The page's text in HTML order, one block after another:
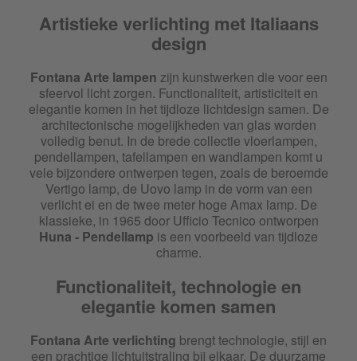
Artistieke verlichting met Italiaans
design
Fontana Arte lampen zijn kunstwerken die voor een
sfeervol licht zorgen. Functionaliteit, artisticiteit en
elegantie komen in het tijdloze lichtdesign samen. De
architectonische mogelijkheden van glas worden
volledig benut. In de brede collectie vloerlampen,
pendellampen, tafellampen en wandlampen komt u
vele bijzondere ontwerpen tegen, zoals de beroemde
Vertigo lamp, de Uovo lamp in de vorm van een
verlicht ei en de twee meter hoge Amax lamp. De
klassieke, in 1965 door Ufficio Tecnico ontworpen
Huna - Pendellamp is een voorbeeld van tijdloze
charme.
Functionaliteit, technologie en
elegantie komen samen
Fontana Arte verlichting brengt technologie, stijl en
een prachtige lichtuitstraling bij elkaar. De duurzame